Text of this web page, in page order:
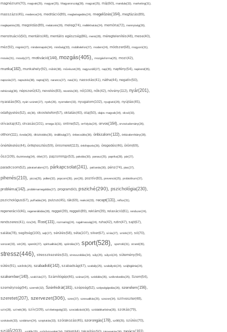
magnézium(70), magvak(25), magyar(25), Magyarország(28), magzat(25), máj(60), mandula(33), marketing(31),
masszázs(45), medence(24), meditáció(89), megbetegedés(24), megelőzés(164), megfázás(89),
meglepetés(28), megoldás(89), melatonin(29), meleg(74), mellékhatás(24), memória(72), mennyiség(26),
menstruáció(50), mentális(48), mentális egészség(86), menü(28), méregtelenítés(48), mese(40),
méz(92), migrén(27), mindennapok(34), minőség(33), mobiltelefon(27), modern(24), módszer(68), mogyoró(31),
mosás(31), mosoly(27), motiváció(144), mozgás(405), mozgásforma(25), mozi(42),
munka(182), munkahely(92), műtét(38), művészet(29), nagyszülő(27), nap(35), napfény(54), napirend(35),
napozás(37), napsütés(38), naptej(32), narancs(27), nasi(31), nassolás(41), nátha(44), negatív(50),
nehézség(36), népszerű(42), nevelés(83), nevetés(30), nő(106), nők(42), növény(112), nyár(201),
nyaralás(90), nyári szünet(27), nyelv(26), nyomelem(33), nyugalom(102), nyugtató(29), nyújtás(45),
odafigyelés(52), ok(36), okostelefon(57), oktatás(40), olaj(50), olajos magvak(34), olcsó(33),
olívaolaj(42), olvasás(101), omega-3(31), online(52), orrfolyás(24), orvos(164), orvostudomány(26),
otthon(111), óvoda(26), öltözködés(35), önállóság(27), önbecsülés(36), önbizalom(122), önbizalomhiány(28),
önértékelés(44), önfejlesztés(59), önismeret(113), önkifejezés(26), öregedés(46), öröm(69),
ősz(109), őszinteség(34), ötlet(37), pajzsmirigy(53), pakolás(30), panasz(25), paprika(28), pár(27),
paradicsom(52), páratartalom(27), párkapcsolat(241), pattanás(30), pénz(74), piac(27),
pihenés(210), pizza(25), pollen(32), popcorn(35), por(26), pozitív(83), prevenció(25), probiotikum(37),
probléma(142), problémamegoldás(27), program(60), psziché(290), pszichológia(230),
pszichológus(67), puffadás(34), pulzus(45), rák(69), reakció(33), recept(131), reflux(31),
regeneráció(46), regenerálódás(28), reggel(39), reggeli(89), reklám(39), relaxáció(81), rendszer(24),
rendszeres(41), rizs(34), Rost(131), rozmaring(24), rugalmasság(24), ruha(42), rutin(47), sajt(67),
saláta(78), segítség(100), sejt(27), sérülés(58), séta(107), siker(67), sírás(27), smink(37), só(70),
sorozat(33), sör(26), spenót(27), spiritualitás(28), spórolás(37), sport(528), sportoló(31), strand(35),
stressz(446), stresszkezelés(53), stresszoldás(34), súly(25), súlyzó(24), sütemény(94),
sütés(91), sütőtök(25), szabadidő(142), szabadság(47), szabály(25), szabályok(24), szájhigiénia(24),
szakember(140), szakítás(27), Számítógép(46), száraz(24), szédülés(35), székrekedés(25), Szem(54),
személyiség(94), szemét(32), Szénhidrát(181), szépség(52), szépségápolás(26), szerelem(156),
szeretet(207), szervezet(306), szex(27), szexualitás(25), szezon(34), szilveszter(48),
szín(28), színek(36), szív(109), szívbetegség(32), szocializáció(30), szódabikarbóna(35), szokás(79),
szokások(33), szolárium(24), szoptatás(33), szórakozás(45), szorongás(178), szőlő(25), szülés(70),